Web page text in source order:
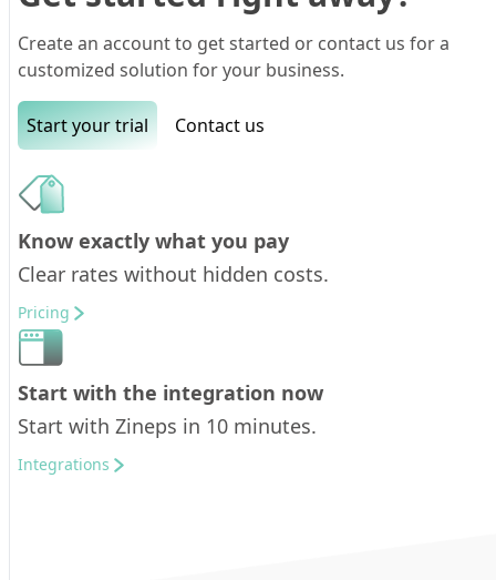
Create an account to get started or contact us for a
customized solution for your business.
Start your trial Contact us
Know exactly what you pay
Clear rates without hidden costs.
Pricing
Start with the integration now
Start with Zineps in 10 minutes.
Integrations